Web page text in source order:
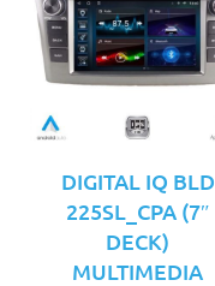
DIGITAL IQ BLD
225SL_CPA (7″
DECK)
MULTIMEDIA